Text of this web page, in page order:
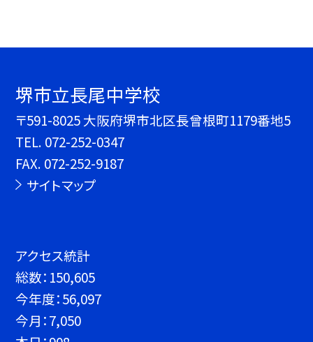
堺市立長尾中学校
〒591-8025 大阪府堺市北区長曾根町1179番地5
TEL. 072-252-0347
FAX. 072-252-9187
サイトマップ
アクセス統計
総数： 150,605
今年度：56,097
今月：7,050